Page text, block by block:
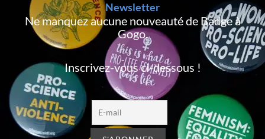
Newsletter
Ne manquez aucune nouveauté de Badge à
Gogo,
Inscrivez-vous ci-dessous !